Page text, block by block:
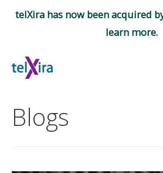
telXira has now been acquired
learn more.
Inhalt
Blogs